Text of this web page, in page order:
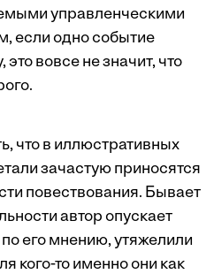
управленческими
если одно событие
вовсе не значит, что
что в иллюстративных
зачастую приносятся
повествования. Бывает
автор опускает
его мнению, утяжелили
кого-то именно они как